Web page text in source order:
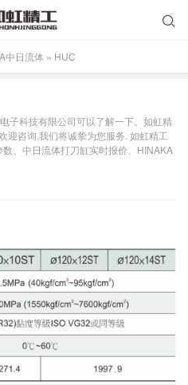

中日流体 » HUC
子科技有限公司可以了解一下。如虹精
迎咨询,我们将诚挚为您服务. 如虹精工
、中日流体打刀缸实时报价、HINAKA